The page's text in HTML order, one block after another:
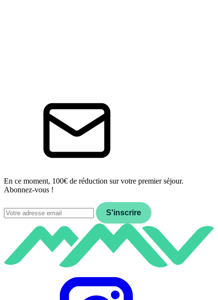
En ce moment, 100€ de réduction sur votre premier séjour.
Abonnez-vous !
S'inscrire